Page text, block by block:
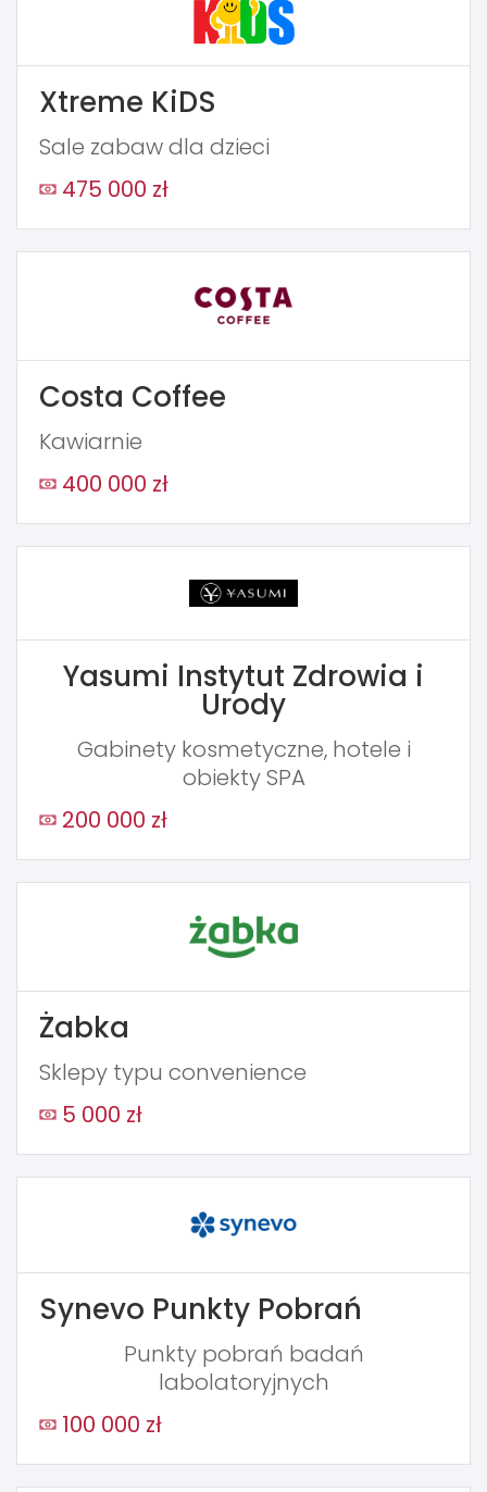
Xtreme KiDS
Sale zabaw dla dzieci
475 000 zł
Costa Coffee
Kawiarnie
400 000 zł
Yasumi Instytut Zdrowia i
Urody
Gabinety kosmetyczne, hotele i
obiekty SPA
200 000 zł
Żabka
Sklepy typu convenience
5 000 zł
Synevo Punkty Pobrań
Punkty pobrań badań
labolatoryjnych
100 000 zł